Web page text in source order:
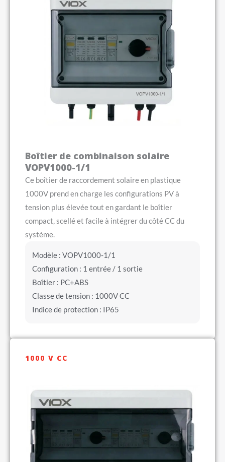
Boîtier de combinaison solaire
VOPV1000-1/1
Ce boîtier de raccordement solaire en plastique
1000V prend en charge les configurations PV à
tension plus élevée tout en gardant le boîtier
compact, scellé et facile à intégrer du côté CC du
système.
Modèle : VOPV1000-1/1
Configuration : 1 entrée / 1 sortie
Boîtier : PC+ABS
Classe de tension : 1000V CC
Indice de protection : IP65
1000 V CC